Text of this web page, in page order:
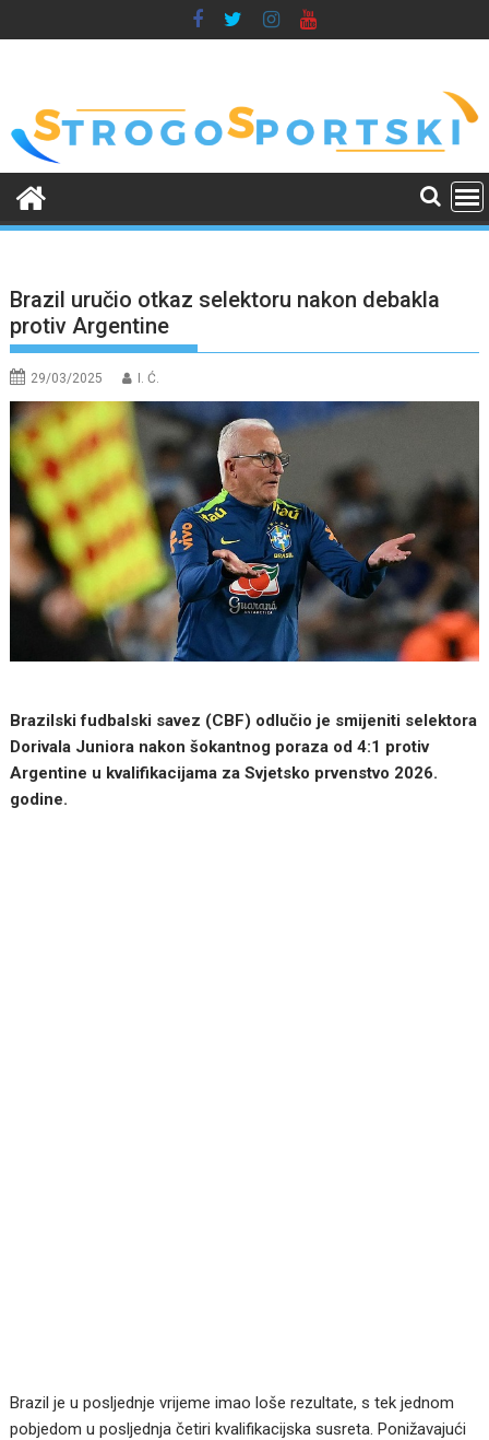
to
Brazil uručio otkaz selektoru nakon debakla
protiv Argentine
29/03/2025 I. Ć.
Brazilski fudbalski savez (CBF) odlučio je smijeniti selektora
Dorivala Juniora nakon šokantnog poraza od 4:1 protiv
Argentine u kvalifikacijama za Svjetsko prvenstvo 2026.
godine.
Brazil je u posljednje vrijeme imao loše rezultate, s tek jednom
pobjedom u posljednja četiri kvalifikacijska susreta. Ponižavajući